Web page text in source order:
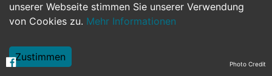
unserer Webseite stimmen Sie unserer Verwendung
von Cookies zu. Mehr Informationen
Zustimmen
Hilfskräfte, Aushilfs- und Nebenjobs
Weiterbildung, Studium, duale Ausbildung Photo Credit